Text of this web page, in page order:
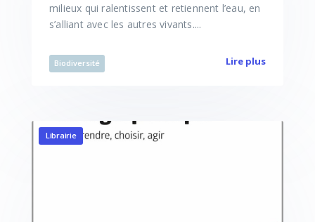
milieux qui ralentissent et retiennent l’eau, en
s’alliant avec les autres vivants....
Biodiversité Lire plus
Librairie